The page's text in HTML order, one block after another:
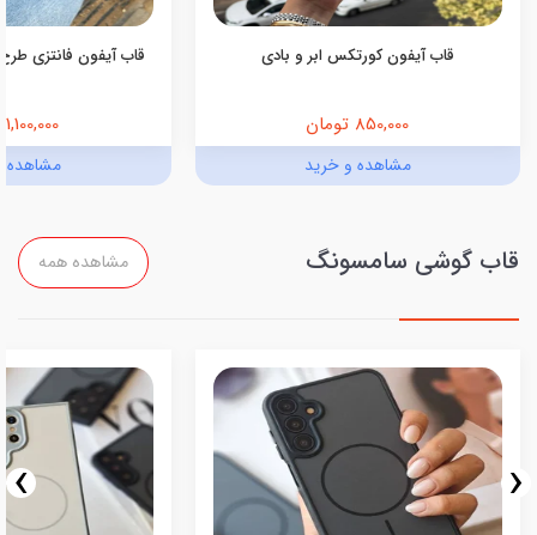
قاب آیفون کورتکس ابر و بادی
850,000 تومان
مشاهده و خرید
قاب آیفون فانتزی
1,100,000 تومان
مشاهده
قاب گوشی سامسونگ مشاهده همه
‹
›